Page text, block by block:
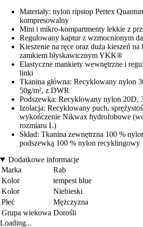
Materiały: nylon ripstop Pertex
kompresowalny
Mini i mikro-kompartmenty lekkie z
Regulowany kaptur z wzmocnionym
Kieszenie na ręce oraz duża kieszeń
zamkiem błyskawicznym YKK®
Elastyczne mankiety wewnętrzne i
linki
Tkanina główna: Recyklowany nylon
50g/m², z DWR
Podszewka: Recyklowany nylon 20D,
Izolacja: Recyklowany puch,
wykończenie Nikwax hydrofobowe
rozmiaru L)
Skład: Tkanina zewnętrzna 100 %
podszewką 100 % nylon recyklingowy
Dodatkowe informacje
Marka
Rab
Kolor
tempest blue
Kolor
Niebieski
Płeć
Mężczyzna
Grupa wiekowa Dorośli
Loading...